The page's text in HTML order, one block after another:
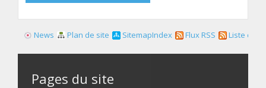
News Plan de site SitemapIndex Flux RSS Liste des
Pages du site